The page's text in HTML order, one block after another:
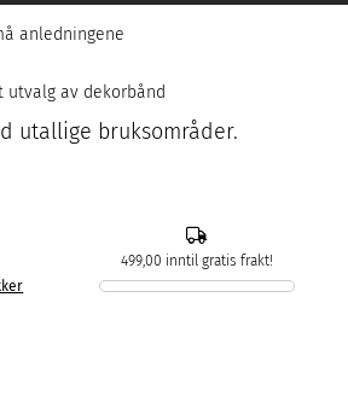
anledningene
av dekorbånd
utallige bruksområder.
499,00 inntil gratis frakt!